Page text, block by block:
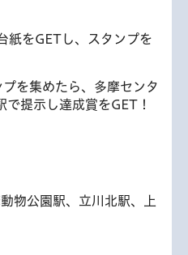
紙をGETし、スタンプを
を集めたら、多摩センタ
で提示し達成賞をGET！
物公園駅、立川北駅、上